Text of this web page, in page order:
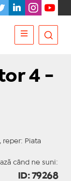
4 -
reper: Piata
când ne suni:
ID: 79268